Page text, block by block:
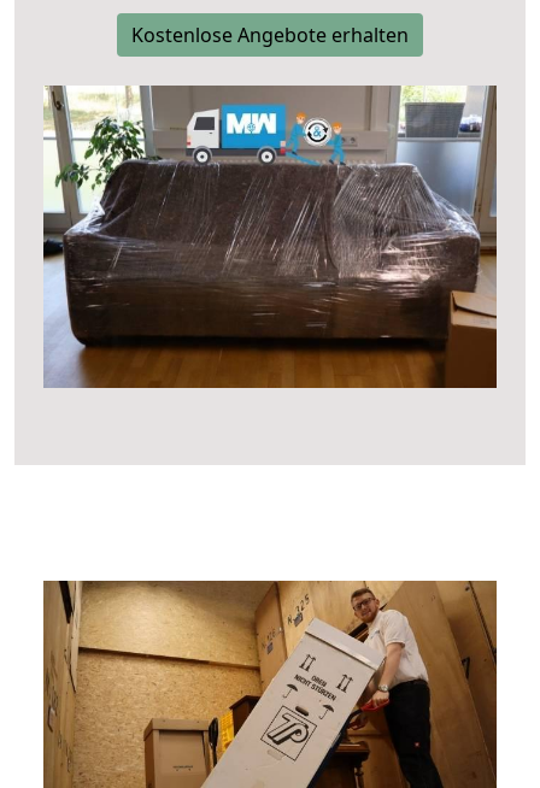
Kostenlose Angebote erhalten